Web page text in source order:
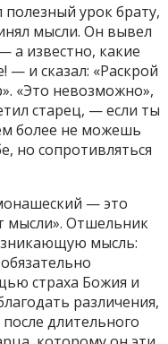
урок брату,
мысли. Он вывел
а известно, какие
— и сказал: «Раскрой
«Это невозможно»,
старец, — если ты
более не можешь
но сопротивляться
— это
мысли». Отшельник
мысль:
страха Божия и
различения,
длительного